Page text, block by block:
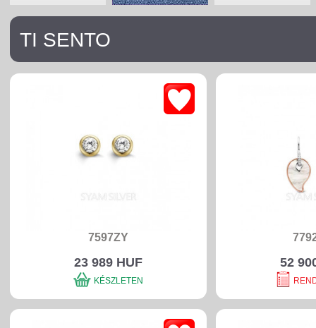
TI SENTO
7597ZY
23 989 HUF
KÉSZLETEN
52